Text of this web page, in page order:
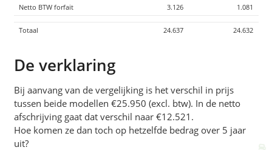
Netto BTW forfait
3.126 1.081
Totaal 24.637 24.632
De verklaring
Bij aanvang van de vergelijking is het verschil in prijs
tussen beide modellen €25.950 (excl. btw). In de netto
afschrijving gaat dat verschil naar €12.521.
Hoe komen ze dan toch op hetzelfde bedrag over 5 jaar
uit?